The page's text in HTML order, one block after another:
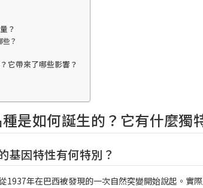
？
些？
它帶來了哪些影響？
種是如何誕生的？它有什麼獨
基因特性有何特別？
1937年在巴西被發現的一次自然突變開始說起。實